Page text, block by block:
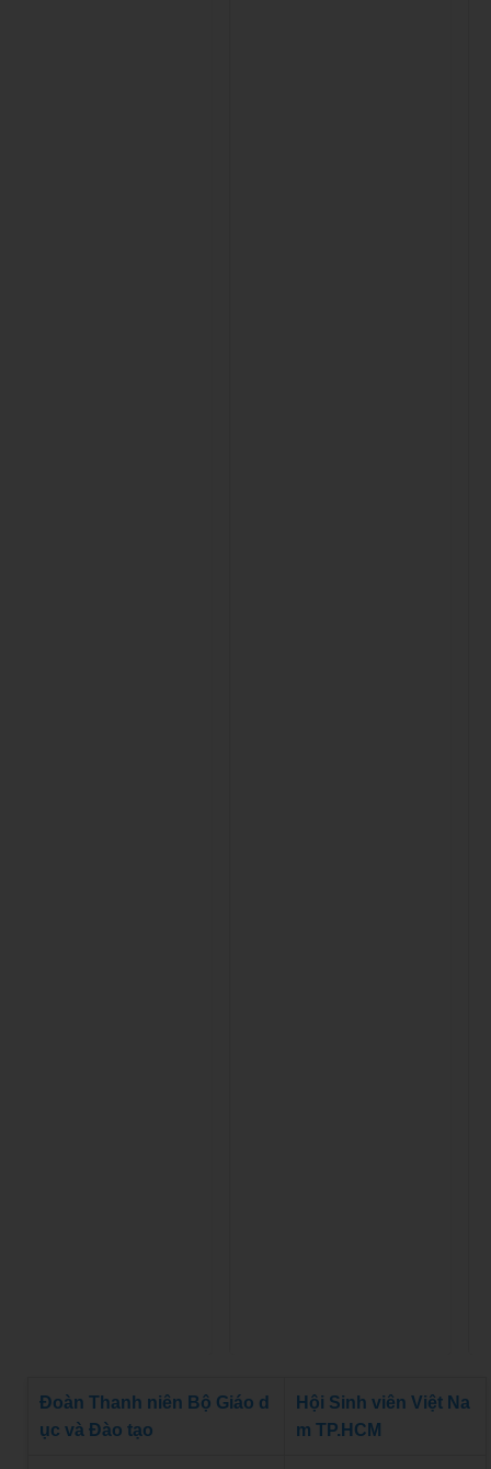
Đoàn Thanh niên Bộ Giáo d
ục và Đào tạo
Hội Sinh viên Việt Na
m TP.HCM